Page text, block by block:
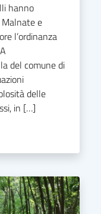
hanno
e
l’ordinanza
del comune di
delle
in […]